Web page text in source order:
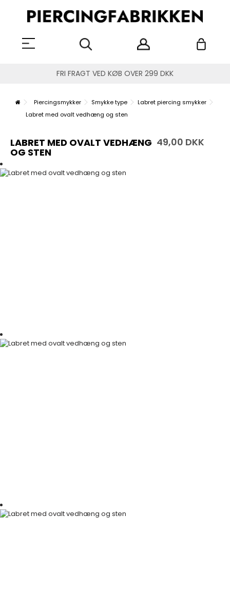
FRI FRAGT VED KØB OVER 299 DKK
Piercingsmykker Smykke type
Labret piercing smykker
Labret med ovalt vedhæng og sten
LABRET MED OVALT VEDHÆNG
OG STEN
49,00 DKK